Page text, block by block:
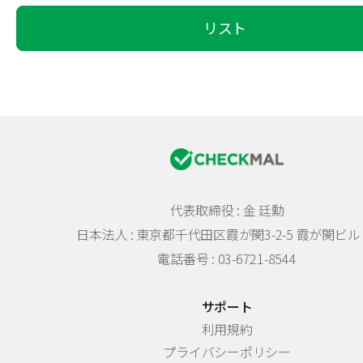
リスト
代表取締役 : 金 廷勳
日本法人 : 東京都千代田区霞が関3-2-5 霞が関ビル
電話番号 : 03-6721-8544
サポート
利用規約
プライバシーポリシー